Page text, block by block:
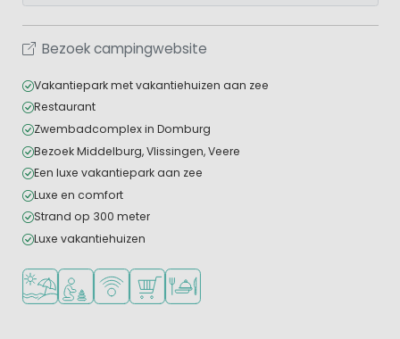
Bezoek campingwebsite
Vakantiepark met vakantiehuizen aan zee
Restaurant
Zwembadcomplex in Domburg
Bezoek Middelburg, Vlissingen, Veere
Een luxe vakantiepark aan zee
Luxe en comfort
Strand op 300 meter
Luxe vakantiehuizen
Ligt bij strand en zee
Aanbevolen voor jonge kinderen
WiFi beschikbaar
Campingwinkel/Supermarkt
Restaurant of pizzeria